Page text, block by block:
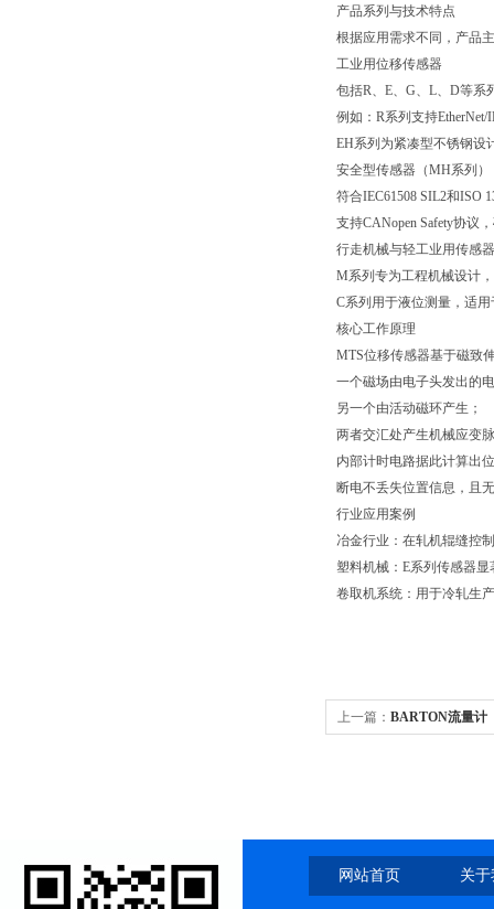
产品系列与技术特点
根据应用需求不同，产品
工业用位移传感器
包括R、E、G、L、D等系
例如：R系列支持
EH系列为紧凑型不锈钢设
安全型传感器（MH系列）
符合IEC61508 SIL2和ISO
支持CANopen Safety协议
行走机械与轻工业用传感器
M系列专为工程机械设计
C系列用于液位测量，适
核心工作原理
MTS位移传感器基于磁致
一个磁场由电子头发出的
另一个由活动磁环产生；
两者交汇处产生机械应变
内部计时电路据此计算出
断电不丢失位置信息，且
行业应用案例
冶金行业：在轧机辊缝控
塑料机械：E系列传感器
卷取机系统：用于冷轧生
上一篇： BARTON流量计
网站首页 关